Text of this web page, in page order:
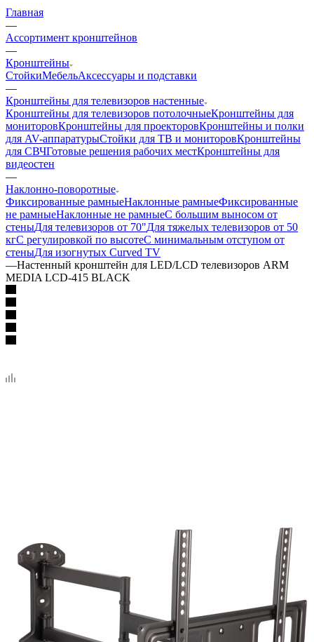
Главная
—
Ассортимент кронштейнов
—
Кронштейны
СтойкиМебельАксессуары и подставки
—
Кронштейны для телевизоров настенные
Кронштейны для телевизоров потолочныеКронштейны для
мониторовКронштейны для проекторовКронштейны и полки
для AV-аппаратурыСтойки для ТВ и мониторовКронштейны
для СВЧГотовые решения рабочих местКронштейны для
видеостен
—
Наклонно-поворотные
Фиксированные рамныеНаклонные рамныеФиксированные
не рамныеНаклонные не рамныеС большим выносом от
стеныДля телевизоров от 70"Для тяжелых телевизоров от 50
кгС регулировкой по высотеС минимальным отступом от
стеныДля изогнутых Curved TV
—Настенный кронштейн для LED/LCD телевизоров ARM
MEDIA LCD-415 BLACK